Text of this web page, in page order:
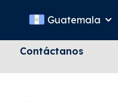
Guatemala
Contáctanos